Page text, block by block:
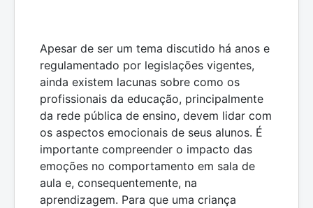
Apesar de ser um tema discutido há anos e
regulamentado por legislações vigentes,
ainda existem lacunas sobre como os
profissionais da educação, principalmente
da rede pública de ensino, devem lidar com
os aspectos emocionais de seus alunos. É
importante compreender o impacto das
emoções no comportamento em sala de
aula e, consequentemente, na
aprendizagem. Para que uma criança